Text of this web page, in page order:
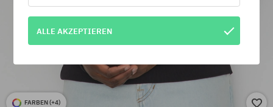
FARBEN (+4)
ALLE AKZEPTIEREN